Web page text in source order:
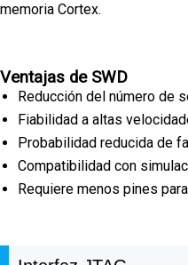
memoria Cortex.
Ventajas de SWD
Reducción del número de
Fiabilidad a altas
Probabilidad reducida de
Compatibilidad con
Requiere menos pines